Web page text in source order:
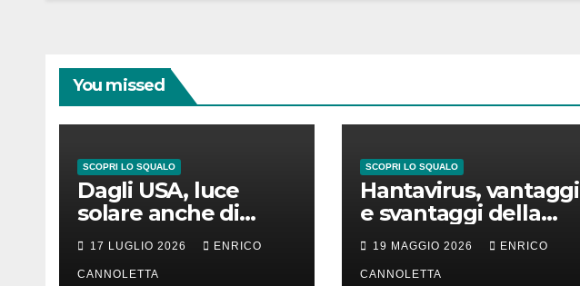
You missed
SCOPRI LO SQUALO
Dagli USA, luce
solare anche di
notte
17 LUGLIO 2026 ENRICO
CANNOLETTA
SCOPRI LO SQUALO
Hantavirus, vantaggi
e svantaggi della
lunga incubazione
19 MAGGIO 2026 ENRICO
CANNOLETTA